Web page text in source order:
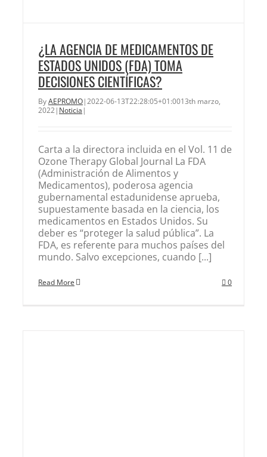
¿LA AGENCIA DE MEDICAMENTOS DE
ESTADOS UNIDOS (FDA) TOMA
DECISIONES CIENTÍFICAS?
ByAEPROMO|2022-06-13T22:28:05+01:0013th marzo,
2022| Noticia |
Carta a la directora incluida en el Vol. 11 de
Ozone Therapy Global Journal La FDA
(Administración de Alimentos y
Medicamentos), poderosa agencia
gubernamental estadunidense aprueba,
supuestamente basada en la ciencia, los
medicamentos en Estados Unidos. Su
deber es “proteger la salud pública”. La
FDA, es referente para muchos países del
mundo. Salvo excepciones, cuando [...]
Read More 0